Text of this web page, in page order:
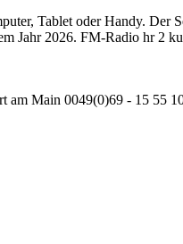
Tablet oder Handy.
Jahr 2026. FM-Radio hr 2
am Main 0049(0)69 - 15 55